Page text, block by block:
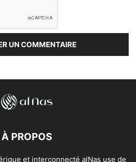
À PROPOS
et interconnecté alNas use de